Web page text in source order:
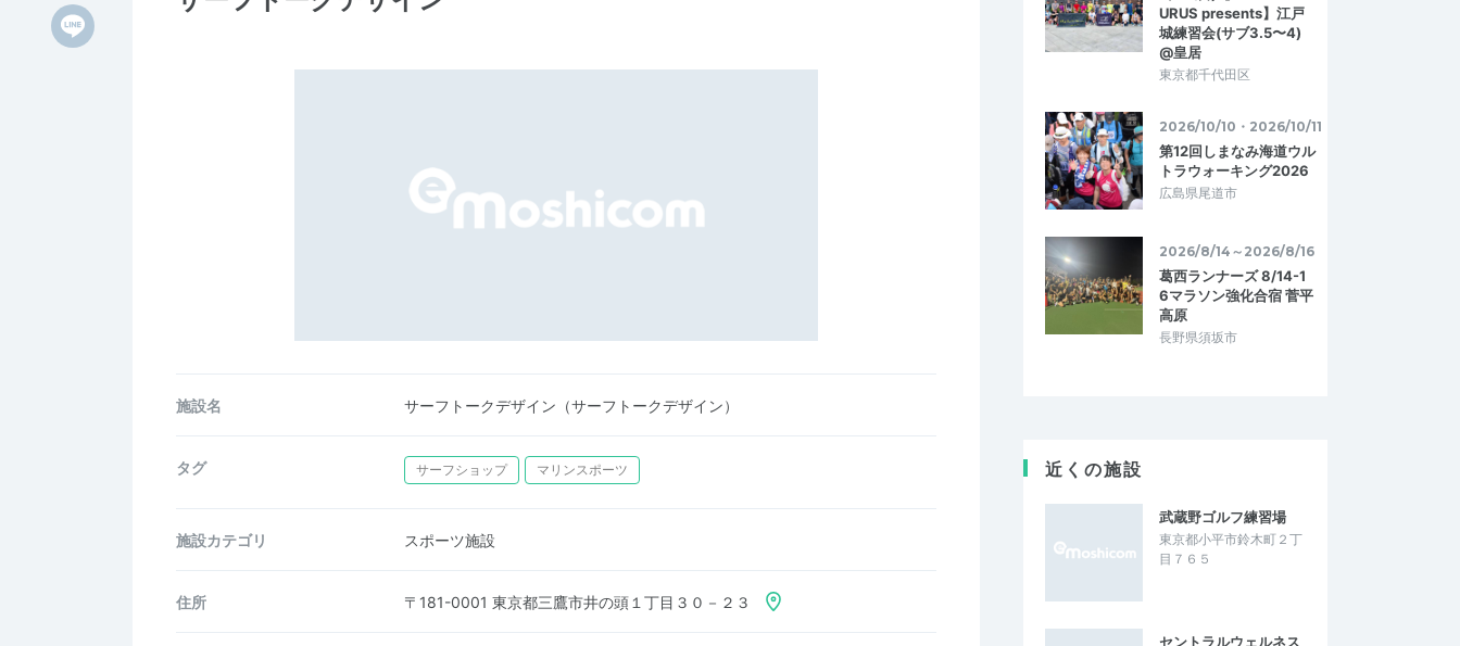
施設名 サーフトークデザイン（サーフトークデザイン）
タグ サーフショップ マリンスポーツ
施設カテゴリ スポーツ施設
住所 〒181-0001 東京都三鷹市井の頭１丁目３０－２３
URUS presents】江戸
城練習会(サブ3.5〜4)
@皇居
東京都千代田区
2026/10/10・2026/10/11
第12回しまなみ海道ウル
トラウォーキング2026
広島県尾道市
2026/8/14～2026/8/16
葛西ランナーズ 8/14-1
6マラソン強化合宿 菅平
高原
長野県須坂市
近くの施設
武蔵野ゴルフ練習場
東京都小平市鈴木町２丁
目７６５
セントラルウェルネス